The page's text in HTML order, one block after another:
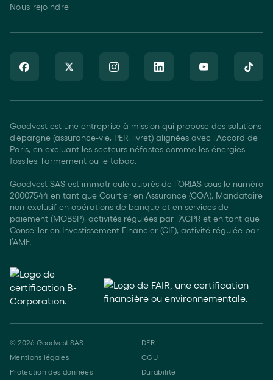
Nous rejoindre
Goodvest est une entreprise à mission qui propose des solutions
d'épargne (assurance-vie, PER, livret) alignées avec l'Accord de
Paris, en excluant les secteurs néfastes comme les énergies
fossiles, l'armement ou le tabac.
Goodvest SAS est immatriculé auprès de l’ORIAS sous le numéro
20007544 en tant que Courtier en Assurance (COA), Mandataire
non-exclusif en opérations de banque et en services de
paiement (MOBSP), activités régulées par l’ACPR et en tant que
Conseiller en Investissement Financier (CIF), activité régulée par
l’AMF.
© 2026 Goodvest SAS.
Mentions légales
DER
CGU
Protection des données
Durabilité